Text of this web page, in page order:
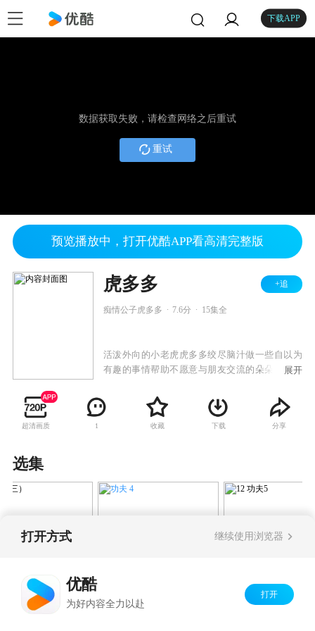
下载APP
数据获取失败，请检查网络之后重试
重试
预览播放中，打开优酷APP看高清完整版
虎多多 +追
痴情公子虎多多 7.6分 15集全
活泼外向的小老虎虎多多绞尽脑汁做一些自以为
有趣的事情帮助不愿意与朋友交流的朵朵虎融入
此，虎多多的真诚慢慢收获了朵朵虎的友谊。
展开
超清画质 1 收藏 下载 分享
选集
Copyright©
京ICP备06050721号-1
打开方式 继续使用浏览器
优酷
为好内容全力以赴
打开